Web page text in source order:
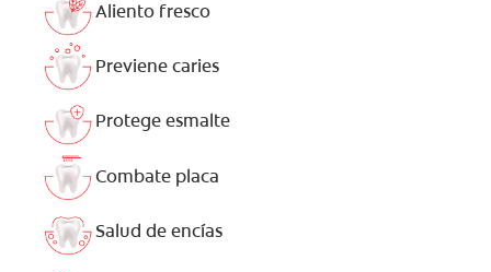
Aliento fresco
Previene caries
Protege esmalte
Combate placa
Salud de encías